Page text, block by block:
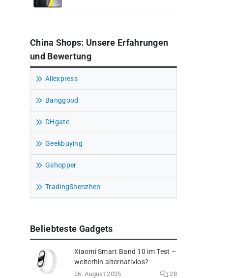
China Shops: Unsere Erfahrungen
und Bewertung
Aliexpress
Banggood
DHgate
Geekbuying
Gshopper
TradingShenzhen
Beliebteste Gadgets
Xiaomi Smart Band 10 im Test –
weiterhin alternativlos?
26. August 2025 28